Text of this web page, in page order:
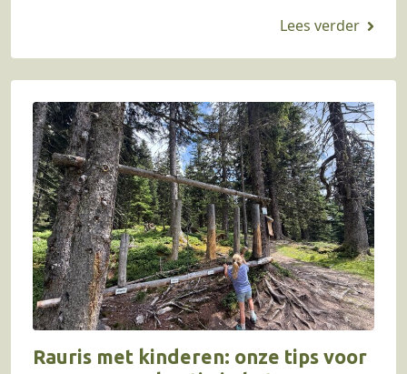
Rauris met kinderen: onze tips voor